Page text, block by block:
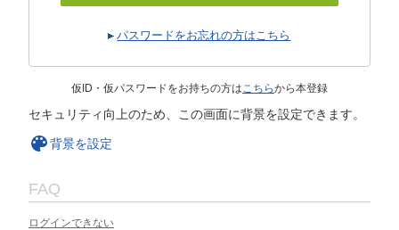
パスワードをお忘れの方はこちら
仮ID・仮パスワードをお持ちの方はこちらから本登録
セキュリティ向上のため、この画面に背景を設定できます。
背景を設定
FAQ
ログインできない